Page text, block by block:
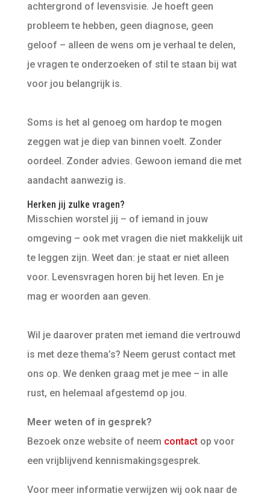
achtergrond of levensvisie. Je hoeft geen
probleem te hebben, geen diagnose, geen
geloof – alleen de wens om je verhaal te delen,
je vragen te onderzoeken of stil te staan bij wat
voor jou belangrijk is.
Soms is het al genoeg om hardop te mogen
zeggen wat je diep van binnen voelt. Zonder
oordeel. Zonder advies. Gewoon iemand die met
aandacht aanwezig is.
Herken jij zulke vragen?
Misschien worstel jij – of iemand in jouw
omgeving – ook met vragen die niet makkelijk uit
te leggen zijn. Weet dan: je staat er niet alleen
voor. Levensvragen horen bij het leven. En je
mag er woorden aan geven.
Wil je daarover praten met iemand die vertrouwd
is met deze thema’s? Neem gerust contact met
ons op. We denken graag met je mee – in alle
rust, en helemaal afgestemd op jou.
Meer weten of in gesprek?
Bezoek onze website of neem contact op voor
een vrijblijvend kennismakingsgesprek.
Voor meer informatie verwijzen wij ook naar de